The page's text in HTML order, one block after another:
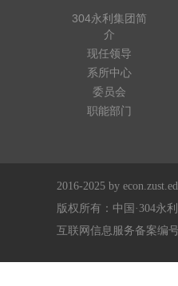
304永利集团简
介
现任领导
系所中心
委员会
职能部门
2016-2025 by
版权所有：中国·304永
互联网信息服务备案编